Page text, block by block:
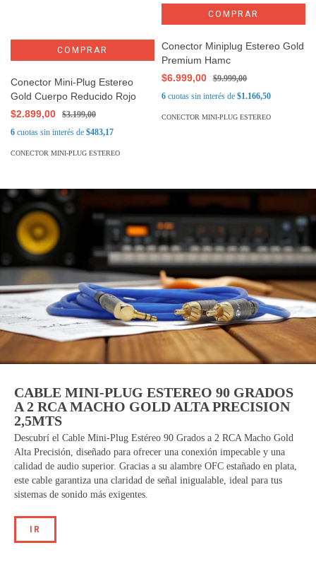
Conector Mini-Plug Estereo
Gold Cuerpo Reducido Rojo
$2.899,00
$3.199,00
6 cuotas sin interés de $483,17
CONECTOR MINI-PLUG ESTEREO
Conector Miniplug Estereo Gold
Premium Hamc
$6.999,00
$9.999,00
6 cuotas sin interés de $1.166,50
CONECTOR MINI-PLUG ESTEREO
CABLE MINI-PLUG ESTEREO 90 GRADOS
A 2 RCA MACHO GOLD ALTA PRECISION
2,5MTS
Descubrí el Cable Mini-Plug Estéreo 90 Grados a 2 RCA Macho Gold
Alta Precisión, diseñado para ofrecer una conexión impecable y una
calidad de audio superior. Gracias a su alambre OFC estañado en plata,
este cable garantiza una claridad de señal inigualable, ideal para tus
sistemas de sonido más exigentes.
IR